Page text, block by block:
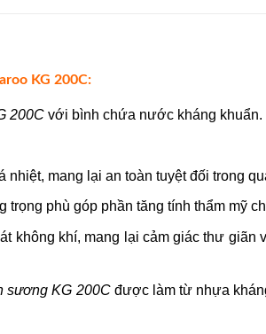
KG 200C:
200Cvới bình chứa nước kháng khuẩn.
nhiệt, mang lại an toàn tuyệt đối trong
trọng phù góp phần tăng tính thẩm mỹ
không khí, mang lại cảm giác thư giãn
sương KG 200Cđược làm từ nhựa